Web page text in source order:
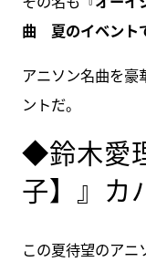
曲 夏のイベント
アニソン名曲を豪
ントだ。
◆鈴木愛
子】』カ
この夏待望のア